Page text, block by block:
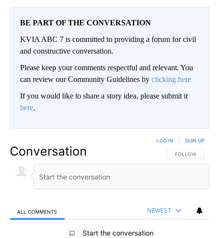
BE PART OF THE CONVERSATION
KVIA ABC 7 is committed to providing a forum for civil
and constructive conversation.
Please keep your comments respectful and relevant. You
can review our Community Guidelines by clicking here
If you would like to share a story idea, please submit it
here.
Conversation FOLLOW THIS
FOLLOW
LOG IN SIGN UP
ALL COMMENTS NEWEST
All Comments
Start the conversation